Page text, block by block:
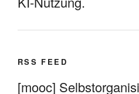
RSS FEED
[mooc]